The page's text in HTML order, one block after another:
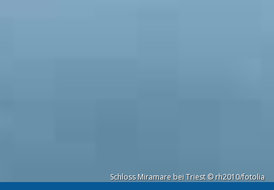
Schloss Miramare bei Triest © rh2010/fotolia